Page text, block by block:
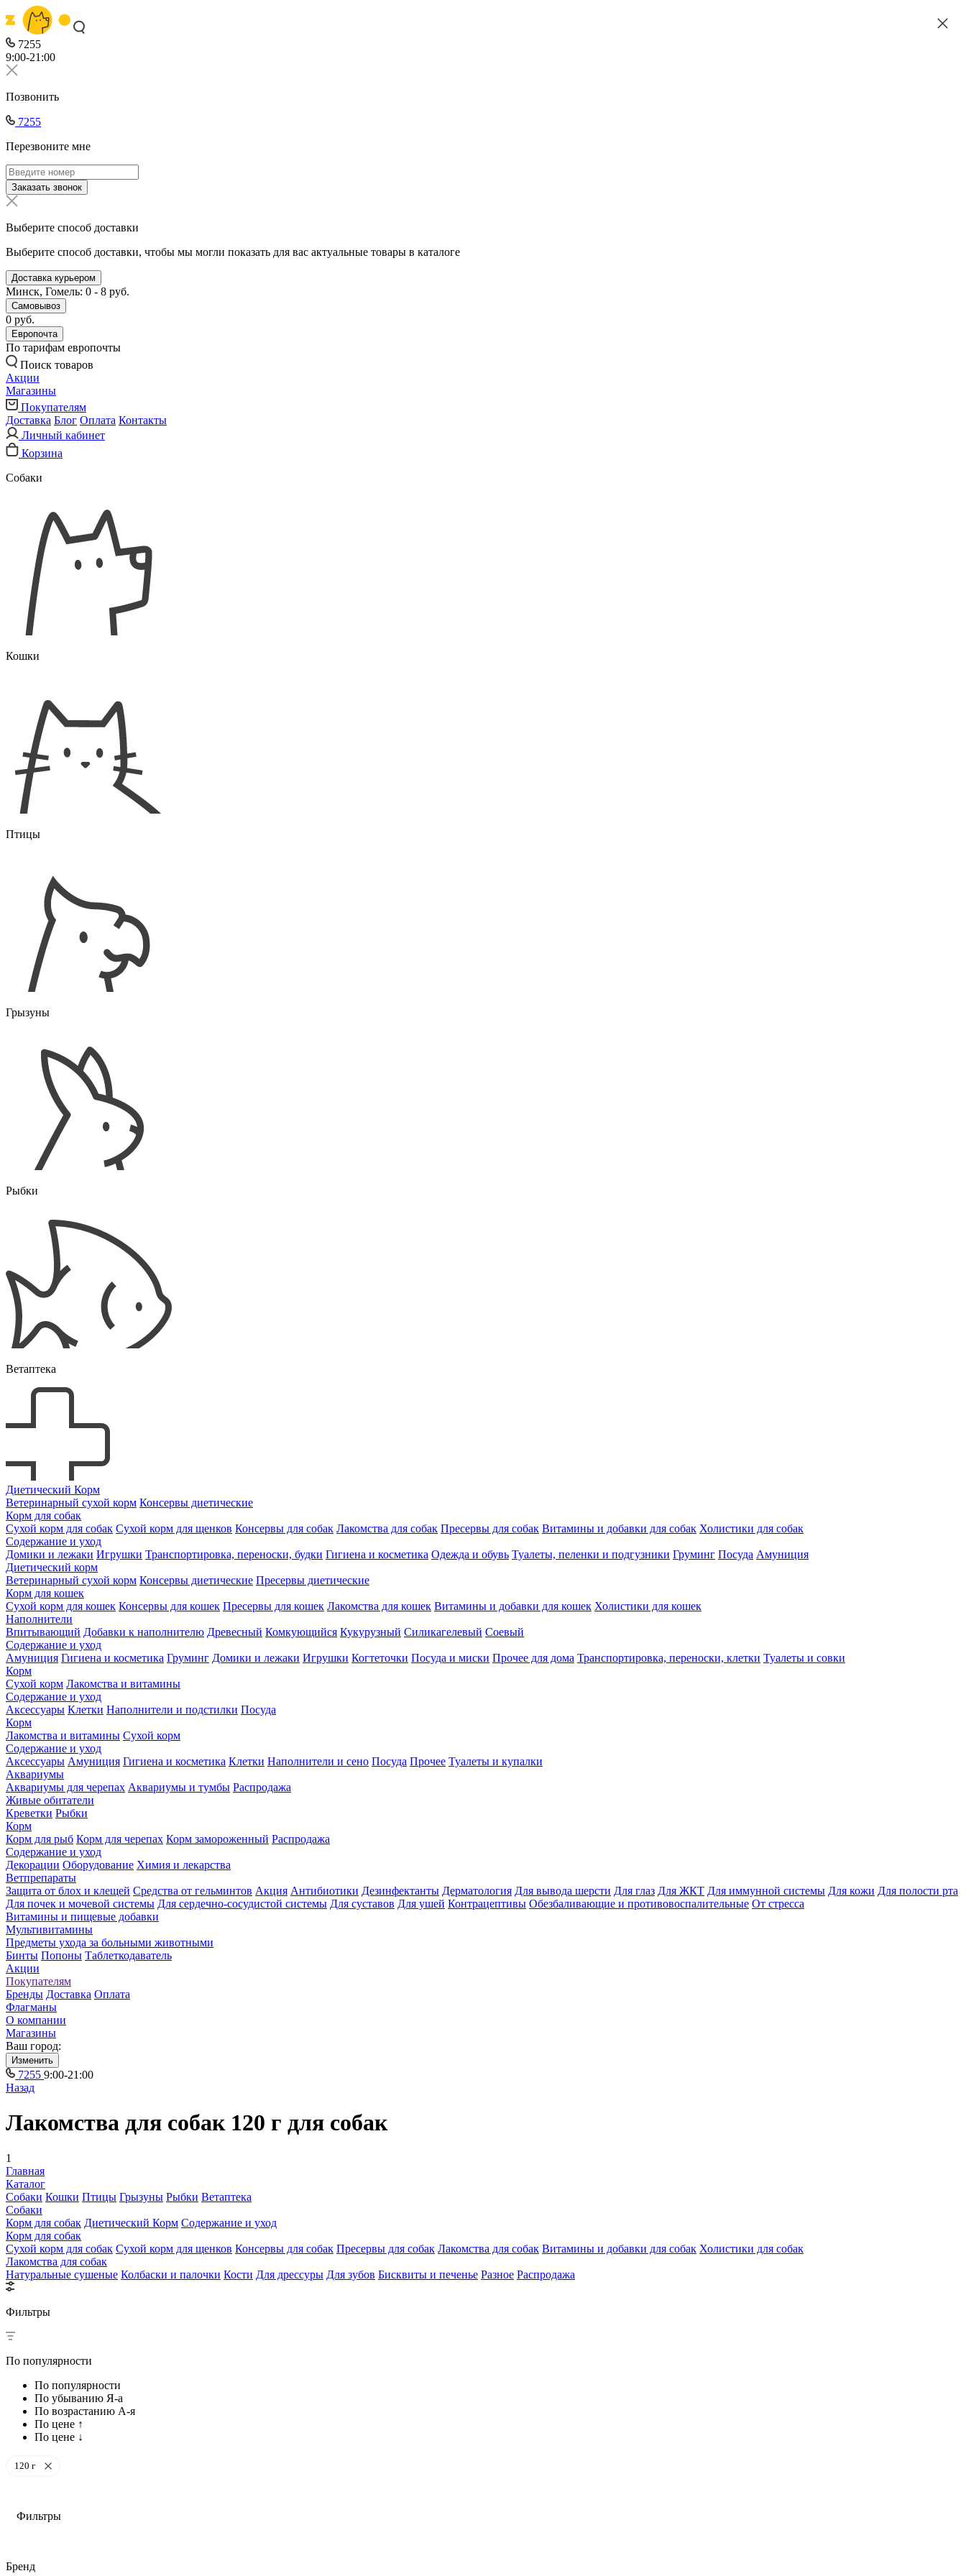
7255
9:00-21:00
Позвонить
7255
Перезвоните мне
Заказать звонок
Выберите способ доставки
Выберите способ доставки, чтобы мы могли показать для вас актуальные товары в каталоге
Доставка курьером
Минск, Гомель: 0 - 8 руб.
Самовывоз
0 руб.
Европочта
По тарифам европочты
Поиск товаров
Акции
Магазины
Покупателям
Доставка Блог Оплата Контакты
Личный кабинет
Корзина
Собаки
Кошки
Птицы
Грызуны
Рыбки
Ветаптека
Диетический Корм
Ветеринарный сухой корм Консервы диетические
Корм для собак
Сухой корм для собак Сухой корм для щенков Консервы для собак Лакомства для собак Пресервы для собак Витамины и добавки для собак Холистики для собак
Содержание и уход
Домики и лежаки Игрушки Транспортировка, переноски, будки Гигиена и косметика Одежда и обувь Туалеты, пеленки и подгузники Груминг Посуда Амуниция
Диетический корм
Ветеринарный сухой корм Консервы диетические Пресервы диетические
Корм для кошек
Сухой корм для кошек Консервы для кошек Пресервы для кошек Лакомства для кошек Витамины и добавки для кошек Холистики для кошек
Наполнители
Впитывающий Добавки к наполнителю Древесный Комкующийся Кукурузный Силикагелевый Соевый
Содержание и уход
Амуниция Гигиена и косметика Груминг Домики и лежаки Игрушки Когтеточки Посуда и миски Прочее для дома Транспортировка, переноски, клетки Туалеты и совки
Корм
Сухой корм Лакомства и витамины
Содержание и уход
Аксессуары Клетки Наполнители и подстилки Посуда
Корм
Лакомства и витамины Сухой корм
Содержание и уход
Аксессуары Амуниция Гигиена и косметика Клетки Наполнители и сено Посуда Прочее Туалеты и купалки
Аквариумы
Аквариумы для черепах Аквариумы и тумбы Распродажа
Живые обитатели
Креветки Рыбки
Корм
Корм для рыб Корм для черепах Корм замороженный Распродажа
Содержание и уход
Декорации Оборудование Химия и лекарства
Ветпрепараты
Защита от блох и клещей Средства от гельминтов Акция Антибиотики Дезинфектанты Дерматология Для вывода шерсти Для глаз Для ЖКТ Для иммунной системы Для кожи Для полости рта
Для почек и мочевой системы Для сердечно-сосудистой системы Для суставов Для ушей Контрацептивы Обезбаливающие и противовоспалительные От стресса
Витамины и пищевые добавки
Мультивитамины
Предметы ухода за больными животными
Бинты Попоны Таблеткодаватель
Акции
Покупателям
Бренды Доставка Оплата
Флагманы
О компании
Магазины
Ваш город:
Изменить
7255 9:00-21:00
Назад
Лакомства для собак 120 г для собак
1
Главная
Каталог
Собаки Кошки Птицы Грызуны Рыбки Ветаптека
Собаки
Корм для собак Диетический Корм Содержание и уход
Корм для собак
Сухой корм для собак Сухой корм для щенков Консервы для собак Пресервы для собак Лакомства для собак Витамины и добавки для собак Холистики для собак
Лакомства для собак
Натуральные сушеные Колбаски и палочки Кости Для дрессуры Для зубов Бисквиты и печенье Разное Распродажа
Фильтры
По популярности
По популярности
По убыванию Я-а
По возрастанию А-я
По цене ↑
По цене ↓
120 г
Фильтры
Бренд